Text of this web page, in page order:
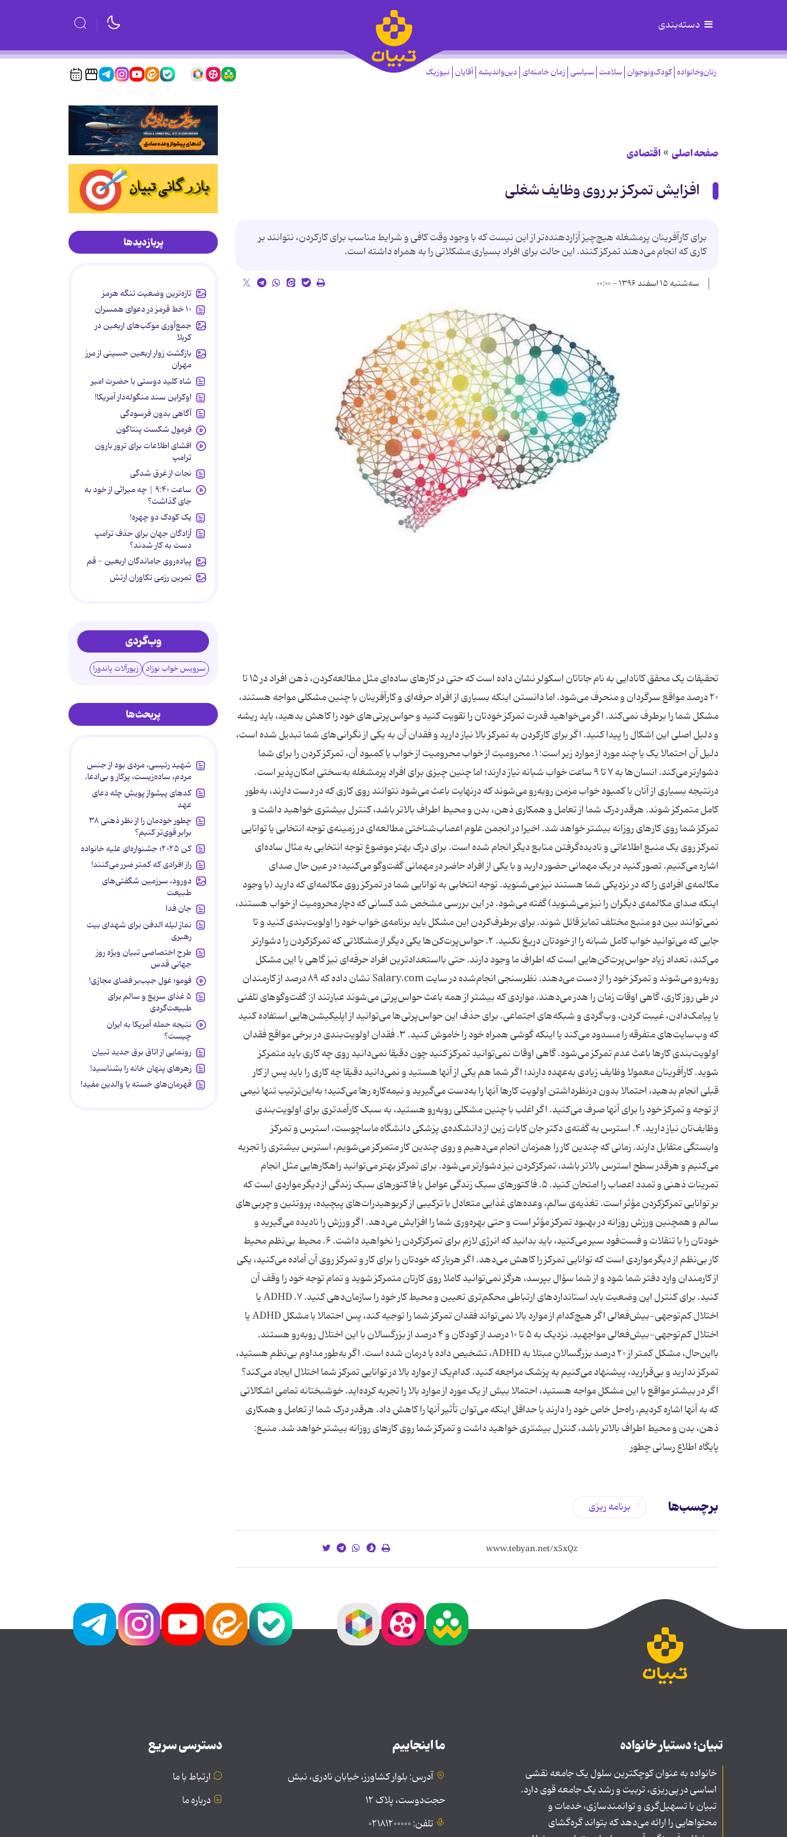
دسته‌بندی
زنان‌وخانواده کودک‌ونوجوان سلامت سیاسی زمان خامنه‌ای دین‌واندیشه آقایان نیوزیک
صفحه اصلی اقتصادی
افزایش تمرکز بر روی وظایف شغلی‌
برای کارآفرینان پرمشغله هیچ‌چیز آزاردهنده‌تر از این نیست که با وجود وقت کافی و شرایط مناسب برای کارکردن، نتوانند بر
کاری که انجام می‌دهند تمرکز کنند. این حالت برای افراد بسیاری مشکلاتی را به همراه داشته است.
سه‌شنبه ۱۵ اسفند ۱۳۹۶ - ۰۰:۰۰
تحقیقات یک محقق کانادایی به نام جاناتان اسکولر نشان داده است که حتی در کارهای ساده‌ای مثل مطالعه‌کردن،‌ ذهن افراد در ۱۵ تا
۲۰ درصد مواقع سرگردان و منحرف می‌شود. اما دانستن اینکه بسیاری از افراد حرفه‌ای و کارآفرینان با چنین مشکلی مواجه هستند،‌
مشکل شما را برطرف نمی‌کند. اگر می‌خواهید قدرت تمرکز خودتان را تقویت کنید و حواس‌پرتی‌های خود را کاهش بدهید، باید ریشه
و دلیل اصلی این اِشکال را پیدا کنید. اگر برای کارکردن به تمرکز بالا نیاز دارید و فقدان آن به یکی از نگرانی‌های شما تبدیل شده است،
دلیل آن احتمالا یک یا چند مورد از موارد زیر است: ۱. محرومیت از خواب محرومیت از خواب یا کمبود آن، تمرکز کردن را برای شما
دشوارتر می‌کند. انسان‌ها به ۷ تا ۹ ساعت خواب شبانه نیاز دارند؛ اما چنین چیزی برای افراد پرمشغله به‌سختی امکان‌پذیر است.
درنتیجه بسیاری از آنان با کمبود خواب مزمن روبه‌رو می‌شوند که درنهایت باعث می‌شود نتوانند روی کاری که در دست دارند، به‌طور
کامل متمرکز شوند. هرقدر درک شما از تعامل و همکاری ذهن، ‌بدن و محیط اطراف بالاتر باشد، کنترل بیشتری خواهید داشت و
تمرکز شما روی کارهای روزانه بیشتر خواهد شد. اخیرا در انجمن علوم اعصاب‌شناختی مطالعه‌ای در زمینه‌ی توجه انتخابی یا توانایی
تمرکز روی یک منبع اطلاعاتی و نادیده‌گرفتن منابع دیگر انجام شده است. برای درک بهتر موضوع توجه انتخابی به مثال ساده‌‌ای
اشاره می‌کنیم. تصور کنید در یک مهمانی حضور دارید و با یکی از افراد حاضر در مهمانی گفت‌وگو می‌کنید؛ در عین حال صدای
مکالمه‌ی افرادی را که در نزدیکی شما هستند نیز می‌شنوید. توجه انتخابی به توانایی شما در تمرکز روی مکالمه‌ای که دارید (با وجود
اینکه صدای مکالمه‌ی دیگران را نیز می‌شنوید) گفته می‌شود. در این بررسی مشخص شد کسانی که دچار محرومیت از خواب هستند،‌
نمی‌توانند بین دو منبع مختلف تمایز قائل شوند. برای برطرف‌کردن این مشکل باید برنامه‌ی خواب خود را اولویت‌بندی کنید و تا
جایی که می‌توانید خواب کامل شبانه را از خودتان دریغ نکنید. ۲. حواس‌پرت‌کن‌ها یکی دیگر از مشکلاتی که تمرکزکردن را دشوارتر
می‌کند،‌ تعداد زیاد حواس‌پرت‌کن‌هایی است که اطراف ما وجود دارند. حتی بااستعدادترین افراد حرفه‌ای نیز گاهی با این مشکل
روبه‌رو می‌شوند و تمرکز خود را از دست می‌دهند. نظرسنجی انجام‌شده در سایت Salary.com نشان داده که ۸۹ درصد از کارمندان
در طی روز کاری، گاهی اوقات زمان را هدر می‌دهند. مواردی که بیشتر از همه باعث حواس‌پرتی می‌شوند عبارتند از: گفت‌وگوهای تلفنی
یا پیامک‌دادن، غیبت ‌کردن، وب‌گردی و شبکه‌های اجتماعی. برای حذف این حواس‌پرتی‌ها می‌توانید از اپلیکیشن‌هایی استفاده کنید
که وب‌سایت‌های متفرقه را مسدود می‌کند یا اینکه گوشی همراه خود را خاموش کنید. ۳. فقدان اولویت‌بندی در برخی مواقع فقدان
اولویت‌بندی کارها باعث عدم تمرکز می‌شود. گاهی اوقات نمی‌توانید تمرکز کنید چون دقیقا نمی‌دانید روی چه کاری باید متمرکز
شوید. کارآفرینان معمولا وظایف زیادی به‌عهده دارند؛ اگر شما هم یکی از آنها هستید و نمی‌دانید دقیقا چه کاری را باید پس از کار
قبلی انجام بدهید، احتمالا بدون درنظرداشتن اولویت کارها آنها را به‌دست می‌گیرید و نیمه‌کاره رها می‌کنید؛ به‌این‌ترتیب تنها نیمی
از توجه و تمرکز خود را برای آنها صرف می‌کنید. اگر اغلب با چنین مشکلی روبه‌رو هستید، به سبک کارآمدتری برای اولویت‌بندی
وظایف‌تان نیاز دارید. ۴. استرس به گفته‌ی دکتر جان کابات زین از دانشکده‌ی پزشکی دانشگاه ماساچوست، استرس و تمرکز
وابستگی متقابل دارند. زمانی که چندین کار را همزمان انجام می‌دهیم و روی چندین کار متمرکز می‌شویم، استرس بیشتری را تجربه
می‌کنیم و هرقدر سطح استرس بالاتر باشد، تمرکزکردن نیز دشوارتر می‌شود. برای تمرکز بهتر می‌توانید راهکارهایی مثل انجام
تمرینات ذهنی و تمدد اعصاب را امتحان کنید. ۵. فاکتورهای سبک زندگی عوامل یا فاکتورهای سبک زندگی از دیگر مواردی است که
بر توانایی تمرکزکردن مؤثر است. تغذیه‌ی سالم، وعده‌های غذایی متعادل با ترکیبی از کربوهیدرات‌های پیچیده، پروتئین و چربی‌های
سالم و همچنین ورزش‌ روزانه در بهبود تمرکز مؤثر است و حتی بهره‌وری شما را افزایش می‌دهد. اگر ورزش را نادیده می‌گیرید و
خودتان را با تنقلات و فست‌فود سیر می‌کنید، باید بدانید که انرژی لازم برای تمرکزکردن را نخواهید داشت. ۶. محیط بی‌نظم محیط
کار بی‌نظم از دیگر مواردی است که توانایی تمرکز را کاهش می‌دهد. اگر هربار که خودتان را برای کار و تمرکز روی آن آماده می‌کنید، یکی
از کارمندان وارد دفتر شما شود و از شما سؤال بپرسد، هرگز نمی‌توانید کاملا روی کارتان متمرکز شوید و تمام توجه خود را وقف آن
کنید. برای کنترل این وضعیت باید استانداردهای ارتباطی محکم‌تری تعیین و محیط کار خود را سازمان‌دهی کنید. ۷. ADHD یا
اختلال کم‌توجهی-‌بیش‌فعالی اگر هیچ‌کدام از موارد بالا نمی‌تواند فقدان تمرکز شما را توجیه کند، پس احتمالا با مشکل ADHD یا
اختلال کم‌توجهی-بیش‌فعالی مواجهید. نزدیک به ۵ تا ۱۰ درصد از کودکان و ۴ درصد از بزرگسالان با این اختلال روبه‌رو هستند.
بااین‌حال، مشکل کمتر از ۲۰ درصد بزرگسالانِ مبتلا به ADHD، تشخیص داده یا درمان شده است. اگر به‌طور مداوم بی‌نظم هستید،
تمرکز ندارید و بی‌قرارید، پیشنهاد می‌کنیم به پزشک مراجعه کنید. کدام‌یک از موارد بالا در توانایی تمرکز شما اختلال ایجاد می‌کند؟
اگر در بیشتر مواقع با این مشکل مواجه هستید، احتمالا بیش از یک مورد از موارد بالا را تجربه کرده‌اید. خوشبختانه تمامی اشکالاتی
که به آنها اشاره کردیم، راه‌حل خاص خود را دارند یا حداقل اینکه می‌توان تأثیر آنها را کاهش داد. هرقدر درک شما از تعامل و همکاری
ذهن، ‌بدن و محیط اطراف بالاتر باشد، کنترل بیشتری خواهید داشت و تمرکز شما روی کارهای روزانه بیشتر خواهد شد. منبع:
پایگاه اطلاع رسانی چطور
برچسب‌ها برنامه ریزی
پربازدیدها
تازه‌ترین وضعیت تنگه هرمز
۱۰ خط قرمز در دعوای همسران
جمع‌آوری موکب‌های اربعین در
کربلا
بازگشت زوار اربعین حسینی از مرز
مهران
شاه کلید دوستی با حضرت امیر
اوکراین سند منگوله‌دار آمریکا!
آگاهی بدون فرسودگی
فرمول شکست پنتاگون
افشای اطلاعات برای ترور بارون
ترامپ
نجات از غرق شدگی
ساعت ۹:۴۰ | چه میراثی از خود به
جای گذاشت؟
یک کودک دو چهره!
آزادگان جهان برای حذف ترامپ
دست به کار شدند؟
پیاده‌روی جاماندگان اربعین - قم
تمرین رزمی تکاوران ارتش
وب‌گردی
سرویس خواب نوزاد زیورآلات پاندورا
پربحث‌ها
شهید رئیسی، مردی بود از جنس
مردم، ساده‌زیست، پرکار و بی‌ادعا.
کدهای پیشواز پویش چله دعای
عهد
چطور خودمان را از نظر ذهنی ۳۸
برابر قوی‌تر کنیم؟
کن ۲۰۲۵؛ جشنواره‌ای علیه خانواده
راز افرادی که کمتر ضرر می‌کنند!
دورود، سرزمین شگفتی‌های
طبیعت
جان فدا
نماز لیله الدفن برای شهدای بیت
رهبری
طرح اختصاصی تبیان ویژه روز
جهانی قدس
فومو؛ غول جیب‌بر فضای مجازی!
۵ غذای سریع و سالم برای
طبیعت‌گردی
نتیجه حمله آمریکا به ایران
چیست؟
رونمایی از اتاق برق جدید تبیان
زهرهای پنهان خانه را بشناسید!
قهرمان‌های خسته یا والدین مفید!
تبیان؛ دستیار خانواده
خانواده به عنوان کوچکترین سلول یک جامعه نقشی
اساسی در پی‌ریزی، تربیت و رشد یک جامعه قوی دارد.
تبیان با تسهیل‌گری و توانمندسازی، خدمات و
محتواهایی را ارائه می‌دهد که بتواند گره‌گشای
ما اینجاییم
آدرس: بلوار کشاورز، خیابان نادری، نبش
حجت‌دوست، پلاک ۱۲
تلفن: ۰۲۱۸۱۲۰۰۰۰۰
دسترسی سریع
ارتباط با ما
درباره ما